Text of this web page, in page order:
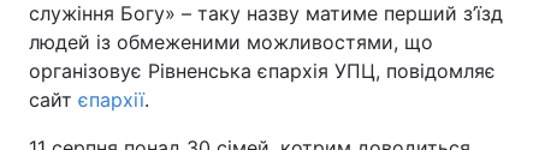
служіння Богу» – таку назву матиме перший з’їзд
людей із обмеженими можливостями, що
організовує Рівненська єпархія УПЦ, повідомляє
сайт єпархії.